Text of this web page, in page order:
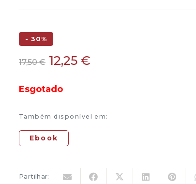
- 30%
17,50€ O
original
era:
12,25 €
Esgotado
Também disponível em:
Ebook
Partilhar: